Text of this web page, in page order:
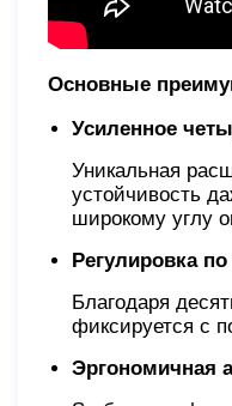
Основные
Усиленное
Уникальная
устойчивость
широкому углу
Регулировка
Благодаря
фиксируется с
Эргономичная